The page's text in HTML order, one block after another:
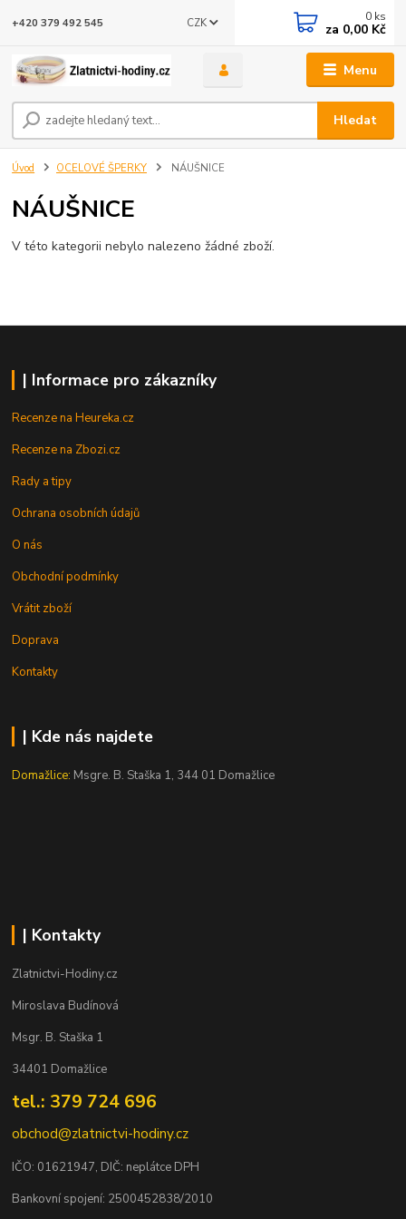
Menu
CZK
Hledat
+420 379 492 545 0 ks
za 0,00 Kč
Úvod OCELOVÉ ŠPERKY NÁUŠNICE
NÁUŠNICE
V této kategorii nebylo nalezeno žádné zboží.
| Informace pro zákazníky
Recenze na Heureka.cz
Recenze na Zbozi.cz
Rady a tipy
Ochrana osobních údajů
O nás
Obchodní podmínky
Vrátit zboží
Doprava
Kontakty
| Kde nás najdete
Domažlice: Msgre. B. Staška 1, 344 01 Domažlice
| Kontakty
Zlatnictvi-Hodiny.cz
Miroslava Budínová
Msgr. B. Staška 1
34401 Domažlice
tel.: 379 724 696
obchod@zlatnictvi-hodiny.cz
IČO: 01621947, DIČ: neplátce DPH
Bankovní spojení: 2500452838/2010